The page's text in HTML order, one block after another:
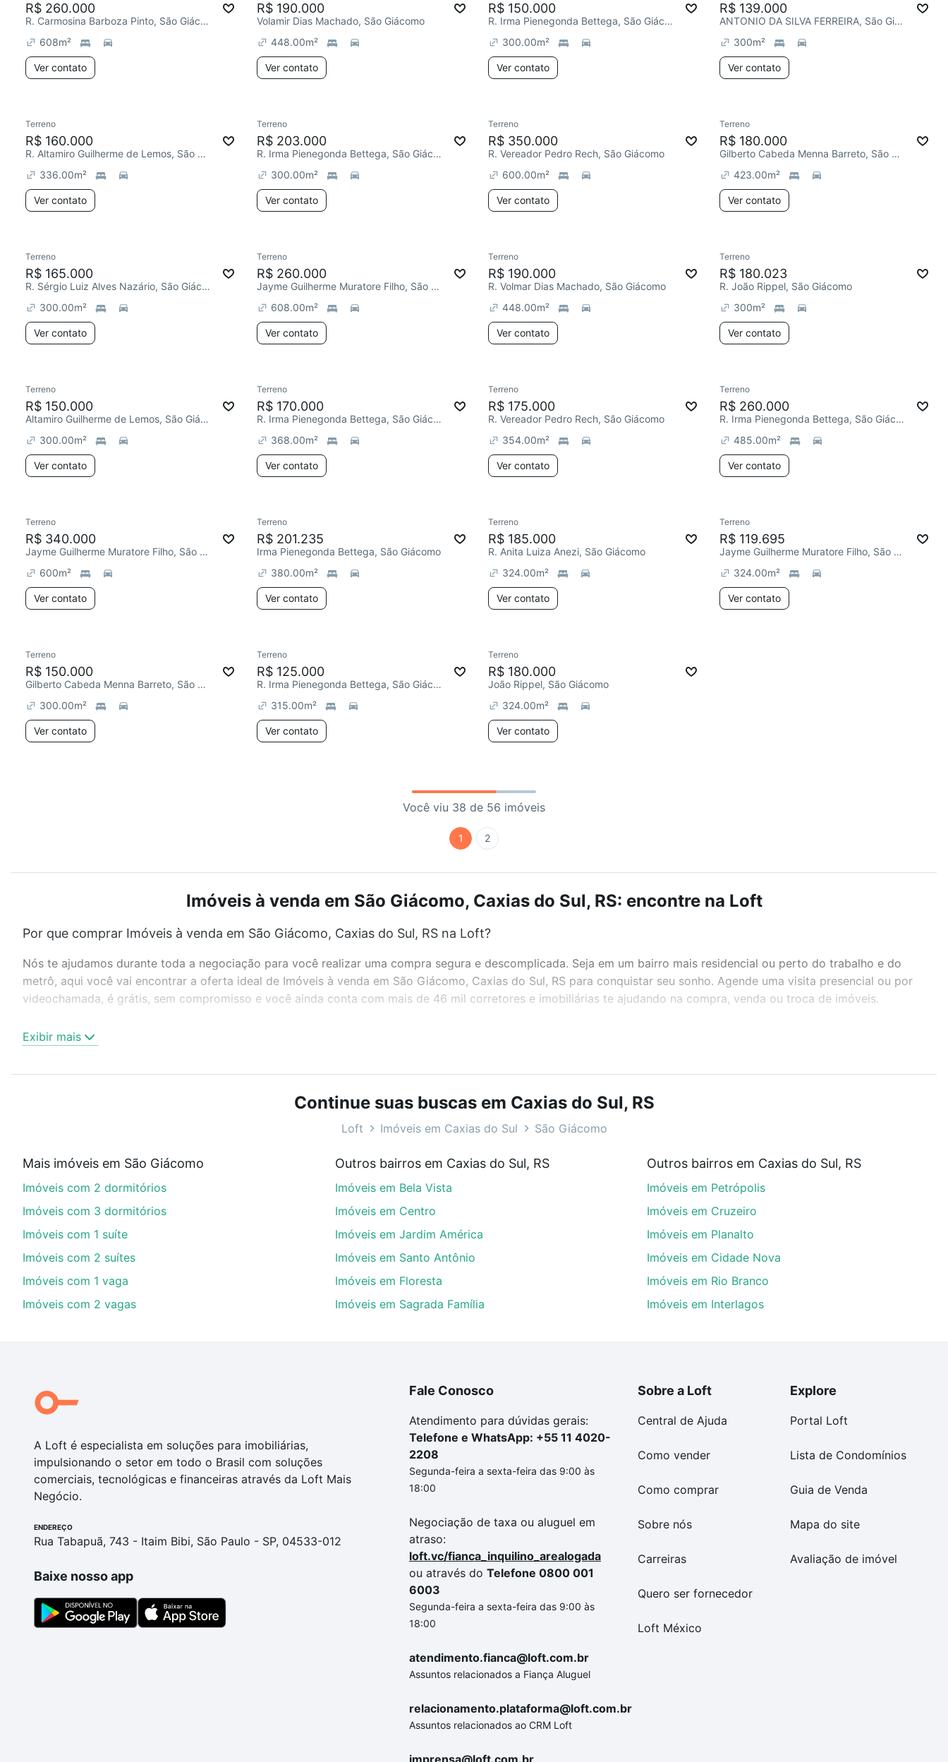
R$ 260.000
R. Carmosina Barboza Pinto, São Giácomo
608m²
Ver contato
R$ 190.000
Volamir Dias Machado, São Giácomo
448.00m²
Ver contato
R$ 150.000
R. Irma Pienegonda Bettega, São Giácomo
300.00m²
Ver contato
R$ 139.000
ANTONIO DA SILVA FERREIRA, São Giácomo
300m²
Ver contato
Terreno
R$ 160.000
R. Altamiro Guilherme de Lemos, São Giácomo
336.00m²
Ver contato
Terreno
R$ 203.000
R. Irma Pienegonda Bettega, São Giácomo
300.00m²
Ver contato
Terreno
R$ 350.000
R. Vereador Pedro Rech, São Giácomo
600.00m²
Ver contato
Terreno
R$ 180.000
Gilberto Cabeda Menna Barreto, São Giácomo
423.00m²
Ver contato
Terreno
R$ 165.000
R. Sérgio Luiz Alves Nazário, São Giácomo
300.00m²
Ver contato
Terreno
R$ 260.000
Jayme Guilherme Muratore Filho, São Giácomo
608.00m²
Ver contato
Terreno
R$ 190.000
R. Volmar Dias Machado, São Giácomo
448.00m²
Ver contato
Terreno
R$ 180.023
R. João Rippel, São Giácomo
300m²
Ver contato
Terreno
R$ 150.000
Altamiro Guilherme de Lemos, São Giácomo
300.00m²
Ver contato
Terreno
R$ 170.000
R. Irma Pienegonda Bettega, São Giácomo
368.00m²
Ver contato
Terreno
R$ 175.000
R. Vereador Pedro Rech, São Giácomo
354.00m²
Ver contato
Terreno
R$ 260.000
R. Irma Pienegonda Bettega, São Giácomo
485.00m²
Ver contato
Terreno
R$ 340.000
Jayme Guilherme Muratore Filho, São Giácomo
600m²
Ver contato
Terreno
R$ 201.235
Irma Pienegonda Bettega, São Giácomo
380.00m²
Ver contato
Terreno
R$ 185.000
R. Anita Luiza Anezi, São Giácomo
324.00m²
Ver contato
Terreno
R$ 119.695
Jayme Guilherme Muratore Filho, São Giácomo
324.00m²
Ver contato
Terreno
R$ 150.000
Gilberto Cabeda Menna Barreto, São Giácomo
300.00m²
Ver contato
Terreno
R$ 125.000
R. Irma Pienegonda Bettega, São Giácomo
315.00m²
Ver contato
Terreno
R$ 180.000
João Rippel, São Giácomo
324.00m²
Ver contato
Você viu 38 de 56 imóveis
1 2
Imóveis à venda em São Giácomo, Caxias do Sul, RS: encontre na Loft
Por que comprar Imóveis à venda em São Giácomo, Caxias do Sul, RS na Loft?
Nós te ajudamos durante toda a negociação para você realizar uma compra segura e descomplicada. Seja em um bairro mais residencial ou perto do trabalho e do
metrô, aqui você vai encontrar a oferta ideal de Imóveis à venda em São Giácomo, Caxias do Sul, RS para conquistar seu sonho. Agende uma visita presencial ou por
videochamada, é grátis, sem compromisso e você ainda conta com mais de 46 mil corretores e imobiliárias te ajudando na compra, venda ou troca de imóveis.
ou sem vaga de garagem para combinar perfeitamente com o preço, metragem e comodidades, como piscina, academia, salão de festas ou área verde e encontrar
Imóveis à venda em São Giácomo, Caxias do Sul, RS ideal para você na Loft.
Qual o preço de Imóveis à venda em São Giácomo, Caxias do Sul, RS?
Aqui na Loft temos a oferta ideal para você, com Imóveis à venda em São Giácomo, Caxias do Sul, RS que custam a partir de R$ 0 e com nossas opções de
financiamento imobiliário as parcelas podem se adequar ao seu orçamento. Se ainda tem alguma dúvida dos custos envolvidos no processo de compra, veja em nosso
portal quanto custa comprar um apartamento e conte com a gente para comprar o imóvel dos seus sonhos com segurança e conforto. Loft, com você até as chaves.
Exibir mais
Continue suas buscas em Caxias do Sul, RS
Loft Imóveis em Caxias do Sul São Giácomo
Mais imóveis em São Giácomo
Imóveis com 2 dormitórios
Imóveis com 3 dormitórios
Imóveis com 1 suíte
Imóveis com 2 suítes
Imóveis com 1 vaga
Imóveis com 2 vagas
Outros bairros em Caxias do Sul, RS
Imóveis em Bela Vista
Imóveis em Centro
Imóveis em Jardim América
Imóveis em Santo Antônio
Imóveis em Floresta
Imóveis em Sagrada Família
Outros bairros em Caxias do Sul, RS
Imóveis em Petrópolis
Imóveis em Cruzeiro
Imóveis em Planalto
Imóveis em Cidade Nova
Imóveis em Rio Branco
Imóveis em Interlagos
A Loft é especialista em soluções para imobiliárias,
impulsionando o setor em todo o Brasil com soluções
comerciais, tecnológicas e financeiras através da Loft Mais
Negócio.
ENDEREÇO
Rua Tabapuã, 743 - Itaim Bibi, São Paulo - SP, 04533-012
Baixe nosso app
Fale Conosco
Atendimento para dúvidas gerais:
Telefone e WhatsApp: +55 11 4020-
2208
Segunda-feira a sexta-feira das 9:00 às
18:00
Negociação de taxa ou aluguel em
atraso:
loft.vc/fianca_inquilino_arealogada
ou através do Telefone 0800 001
6003
Segunda-feira a sexta-feira das 9:00 às
18:00
atendimento.fianca@loft.com.br
Assuntos relacionados a Fiança Aluguel
relacionamento.plataforma@loft.com.br
Assuntos relacionados ao CRM Loft
imprensa@loft.com.br
Sobre a Loft
Central de Ajuda
Como vender
Como comprar
Sobre nós
Carreiras
Quero ser fornecedor
Loft México
Explore
Portal Loft
Lista de Condomínios
Guia de Venda
Mapa do site
Avaliação de imóvel